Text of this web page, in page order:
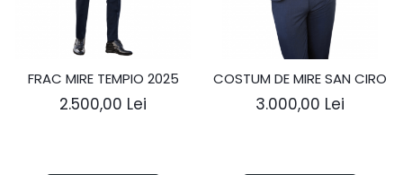
FRAC MIRE TEMPIO 2025
2.500,00 Lei
COSTUM DE MIRE SAN CIRO
3.000,00 Lei